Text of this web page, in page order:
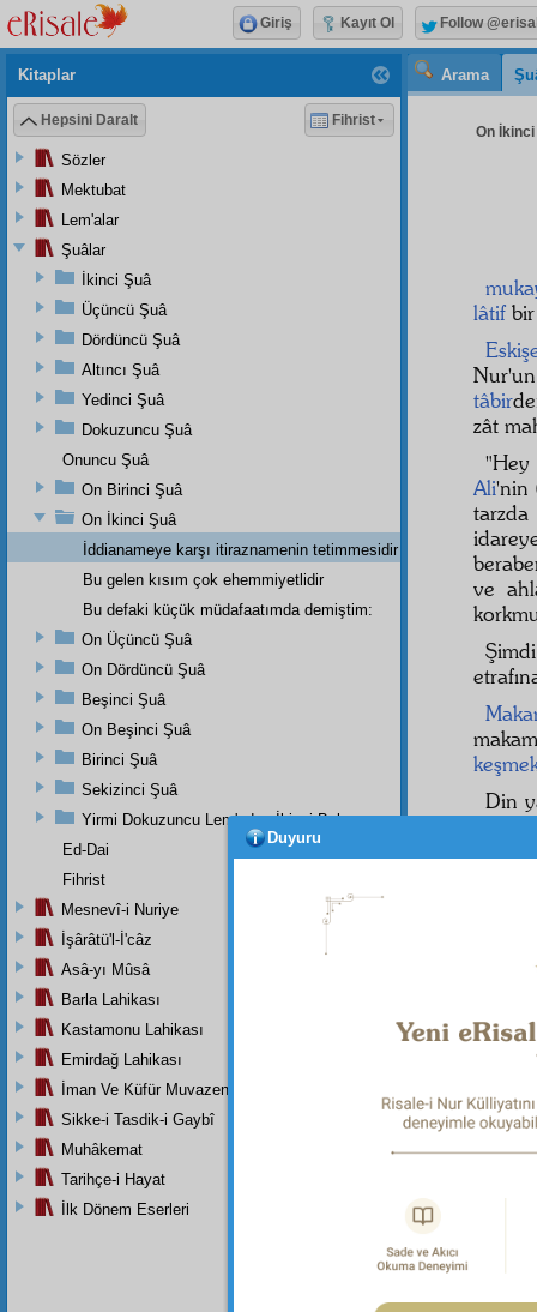
Arama
On İkinci
lâtif
tâbir
zât
"Hey
Ali'nin
ve
Din
Kitaplar
Hepsini Daralt Fihrist
Sözler
Mektubat
Lem'alar
Şuâlar
İkinci Şuâ
Üçüncü Şuâ
Dördüncü Şuâ
Altıncı Şuâ
Yedinci Şuâ
Dokuzuncu Şuâ
Onuncu Şuâ
On Birinci Şuâ
On İkinci Şuâ
İddianameye karşı itiraznamenin tetimmesidir
Bu gelen kısım çok ehemmiyetlidir
Bu defaki küçük müdafaatımda demiştim:
On Üçüncü Şuâ
On Dördüncü Şuâ
Beşinci Şuâ
On Beşinci Şuâ
Birinci Şuâ
Sekizinci Şuâ
Yirmi Dokuzuncu Lem'adan İkinci Bab
Ed-Dai
Fihrist
Mesnevî-i Nuriye
İşârâtü'l-İ'câz
Asâ-yı Mûsâ
Barla Lahikası
Kastamonu Lahikası
Emirdağ Lahikası
İman Ve Küfür Muvazeneleri
Sikke-i Tasdik-i Gaybî
Muhâkemat
Tarihçe-i Hayat
İlk Dönem Eserleri
Giriş Kayıt Ol Follow
Duyuru